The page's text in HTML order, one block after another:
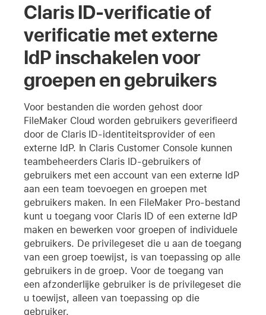
Claris ID-verificatie of
verificatie met externe
IdP inschakelen voor
groepen en gebruikers
Voor bestanden die worden gehost door
FileMaker Cloud worden gebruikers geverifieerd
door de Claris ID-identiteitsprovider of een
externe IdP. In Claris Customer Console kunnen
teambeheerders Claris ID-gebruikers of
gebruikers met een account van een externe IdP
aan een team toevoegen en groepen met
gebruikers maken. In een FileMaker Pro-bestand
kunt u toegang voor Claris ID of een externe IdP
maken en bewerken voor groepen of individuele
gebruikers. De privilegeset die u aan de toegang
van een groep toewijst, is van toepassing op alle
gebruikers in de groep. Voor de toegang van
een afzonderlijke gebruiker is de privilegeset die
u toewijst, alleen van toepassing op die
gebruiker.